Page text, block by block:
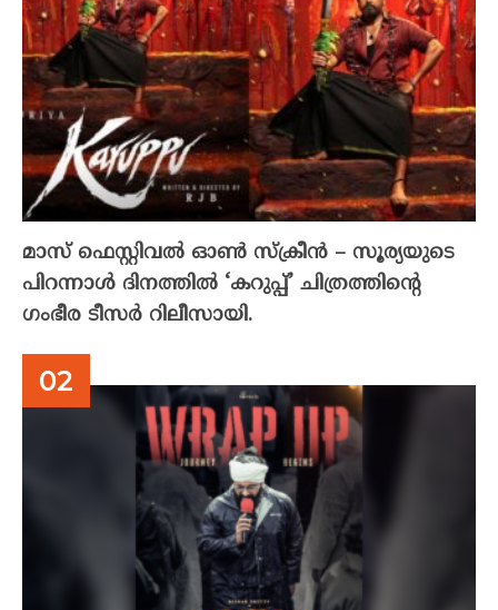
മാസ് ഫെസ്റ്റിവൽ ഓൺ സ്‌ക്രീൻ – സൂര്യയുടെ
പിറന്നാൾ ദിനത്തിൽ ‘കറുപ്പ്’ ചിത്രത്തിന്റെ
ഗംഭീര ടീസർ റിലീസായി.